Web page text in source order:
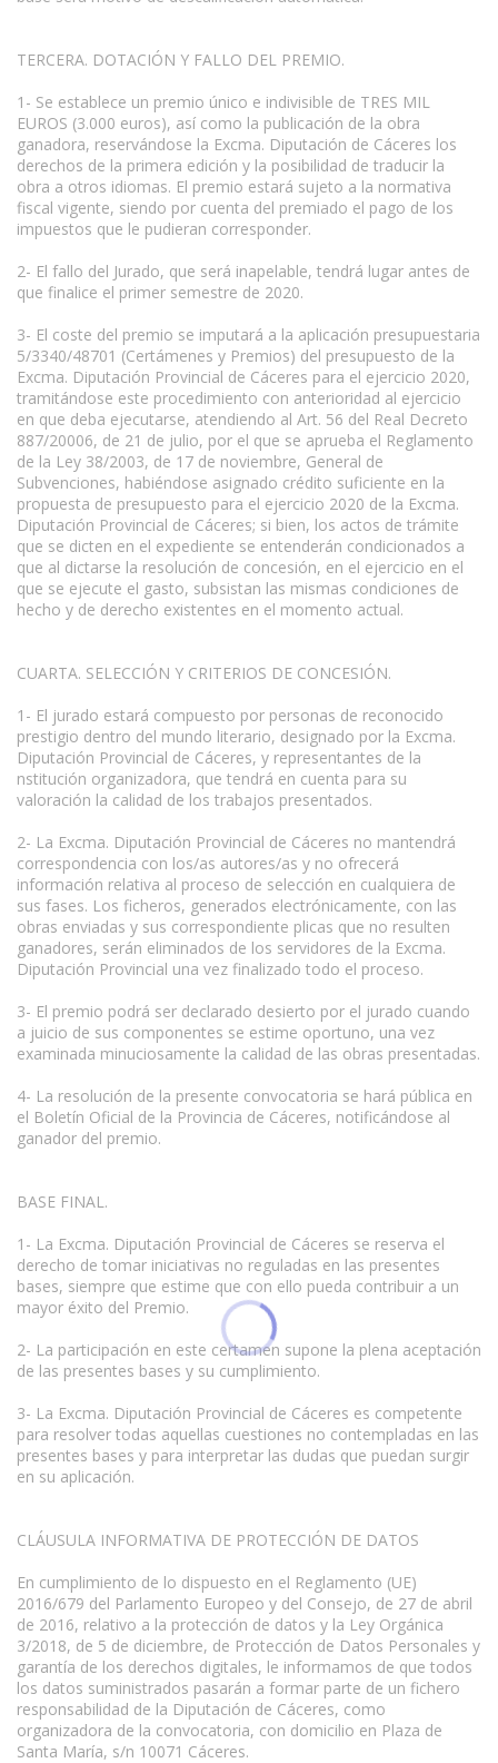
TERCERA. DOTACIÓN Y FALLO DEL PREMIO.
1- Se establece un premio único e indivisible de TRES MIL
EUROS (3.000 euros), así como la publicación de la obra
ganadora, reservándose la Excma. Diputación de Cáceres los
derechos de la primera edición y la posibilidad de traducir la
obra a otros idiomas. El premio estará sujeto a la normativa
fiscal vigente, siendo por cuenta del premiado el pago de los
impuestos que le pudieran corresponder.
2- El fallo del Jurado, que será inapelable, tendrá lugar antes de
que finalice el primer semestre de 2020.
3- El coste del premio se imputará a la aplicación presupuestaria
5/3340/48701 (Certámenes y Premios) del presupuesto de la
Excma. Diputación Provincial de Cáceres para el ejercicio 2020,
tramitándose este procedimiento con anterioridad al ejercicio
en que deba ejecutarse, atendiendo al Art. 56 del Real Decreto
887/20006, de 21 de julio, por el que se aprueba el Reglamento
de la Ley 38/2003, de 17 de noviembre, General de
Subvenciones, habiéndose asignado crédito suficiente en la
propuesta de presupuesto para el ejercicio 2020 de la Excma.
Diputación Provincial de Cáceres; si bien, los actos de trámite
que se dicten en el expediente se entenderán condicionados a
que al dictarse la resolución de concesión, en el ejercicio en el
que se ejecute el gasto, subsistan las mismas condiciones de
hecho y de derecho existentes en el momento actual.
CUARTA. SELECCIÓN Y CRITERIOS DE CONCESIÓN.
1- El jurado estará compuesto por personas de reconocido
prestigio dentro del mundo literario, designado por la Excma.
Diputación Provincial de Cáceres, y representantes de la
nstitución organizadora, que tendrá en cuenta para su
valoración la calidad de los trabajos presentados.
2- La Excma. Diputación Provincial de Cáceres no mantendrá
correspondencia con los/as autores/as y no ofrecerá
información relativa al proceso de selección en cualquiera de
sus fases. Los ficheros, generados electrónicamente, con las
obras enviadas y sus correspondiente plicas que no resulten
ganadores, serán eliminados de los servidores de la Excma.
Diputación Provincial una vez finalizado todo el proceso.
3- El premio podrá ser declarado desierto por el jurado cuando
a juicio de sus componentes se estime oportuno, una vez
examinada minuciosamente la calidad de las obras presentadas.
4- La resolución de la presente convocatoria se hará pública en
el Boletín Oficial de la Provincia de Cáceres, notificándose al
ganador del premio.
BASE FINAL.
1- La Excma. Diputación Provincial de Cáceres se reserva el
derecho de tomar iniciativas no reguladas en las presentes
bases, siempre que estime que con ello pueda contribuir a un
mayor éxito del Premio.
2- La participación en este certamen supone la plena aceptación
de las presentes bases y su cumplimiento.
3- La Excma. Diputación Provincial de Cáceres es competente
para resolver todas aquellas cuestiones no contempladas en las
presentes bases y para interpretar las dudas que puedan surgir
en su aplicación.
CLÁUSULA INFORMATIVA DE PROTECCIÓN DE DATOS
En cumplimiento de lo dispuesto en el Reglamento (UE)
2016/679 del Parlamento Europeo y del Consejo, de 27 de abril
de 2016, relativo a la protección de datos y la Ley Orgánica
3/2018, de 5 de diciembre, de Protección de Datos Personales y
garantía de los derechos digitales, le informamos de que todos
los datos suministrados pasarán a formar parte de un fichero
responsabilidad de la Diputación de Cáceres, como
organizadora de la convocatoria, con domicilio en Plaza de
Santa María, s/n 10071 Cáceres.